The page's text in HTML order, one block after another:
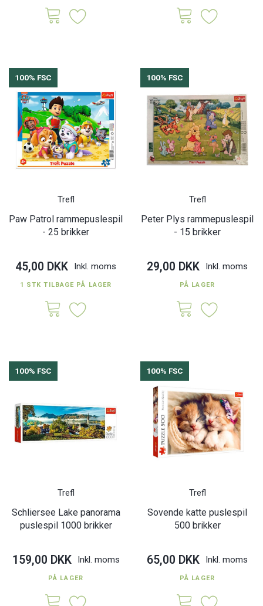
100% FSC
Trefl
Paw Patrol rammepuslespil
- 25 brikker
45,00 DKK Inkl. moms
1 STK TILBAGE PÅ LAGER
100% FSC
Trefl
Peter Plys rammepuslespil
- 15 brikker
29,00 DKK Inkl. moms
PÅ LAGER
100% FSC
Trefl
Schliersee Lake panorama
puslespil 1000 brikker
159,00 DKK Inkl. moms
PÅ LAGER
100% FSC
Trefl
Sovende katte puslespil
500 brikker
65,00 DKK Inkl. moms
PÅ LAGER